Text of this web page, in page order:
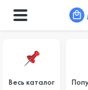
Весь каталог